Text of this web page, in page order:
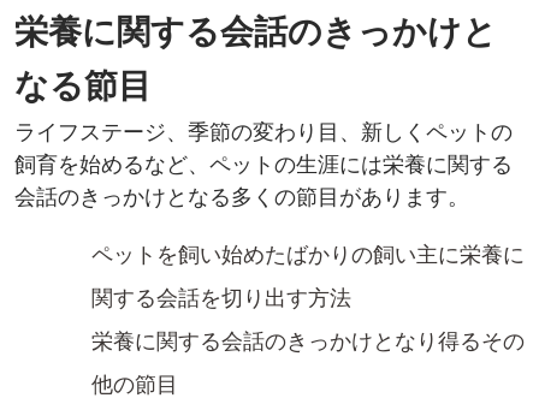
栄養に関する会話のきっかけと
なる節目
ライフステージ、季節の変わり目、新しくペットの
飼育を始めるなど、ペットの生涯には栄養に関する
会話のきっかけとなる多くの節目があります。
ペットを飼い始めたばかりの飼い主に栄養に
関する会話を切り出す方法
栄養に関する会話のきっかけとなり得るその
他の節目